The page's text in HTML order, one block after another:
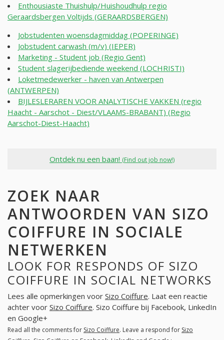
Enthousiaste Thuishulp/Huishoudhulp regio
Geraardsbergen Voltijds (GERAARDSBERGEN)
Jobstudenten woensdagmiddag (POPERINGE)
Jobstudent carwash (m/v) (IEPER)
Marketing - Student job (Regio Gent)
Student slagerijbediende weekend (LOCHRISTI)
Loketmedewerker - haven van Antwerpen
(ANTWERPEN)
BIJLESLERAREN VOOR ANALYTISCHE VAKKEN (regio
Haacht - Aarschot - Diest/VLAAMS-BRABANT) (Regio
Aarschot-Diest-Haacht)
Ontdek nu een baan! (Find out job now!)
ZOEK NAAR
ANTWOORDEN VAN SIZO
COIFFURE IN SOCIALE
NETWERKEN
LOOK FOR RESPONDS OF SIZO
COIFFURE IN SOCIAL NETWORKS
Lees alle opmerkingen voor Sizo Coiffure. Laat een reactie
achter voor Sizo Coiffure. Sizo Coiffure bij Facebook, LinkedIn
en Google+
Read all the comments for Sizo Coiffure. Leave a respond for Sizo